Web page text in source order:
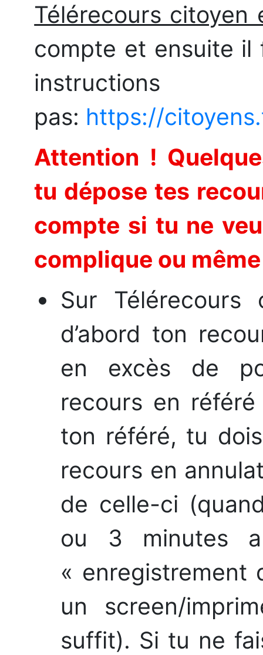
Télérecours citoyen
compte et ensuite il
pas: https://
Attention !
tu dépose tes
compte si tu ne
complique ou
Sur
d’abord ton
en excès de
recours en
ton référé, tu
recours en
de celle-ci
ou 3 minutes
« enregistrement
un screen/
suffit). Si tu ne